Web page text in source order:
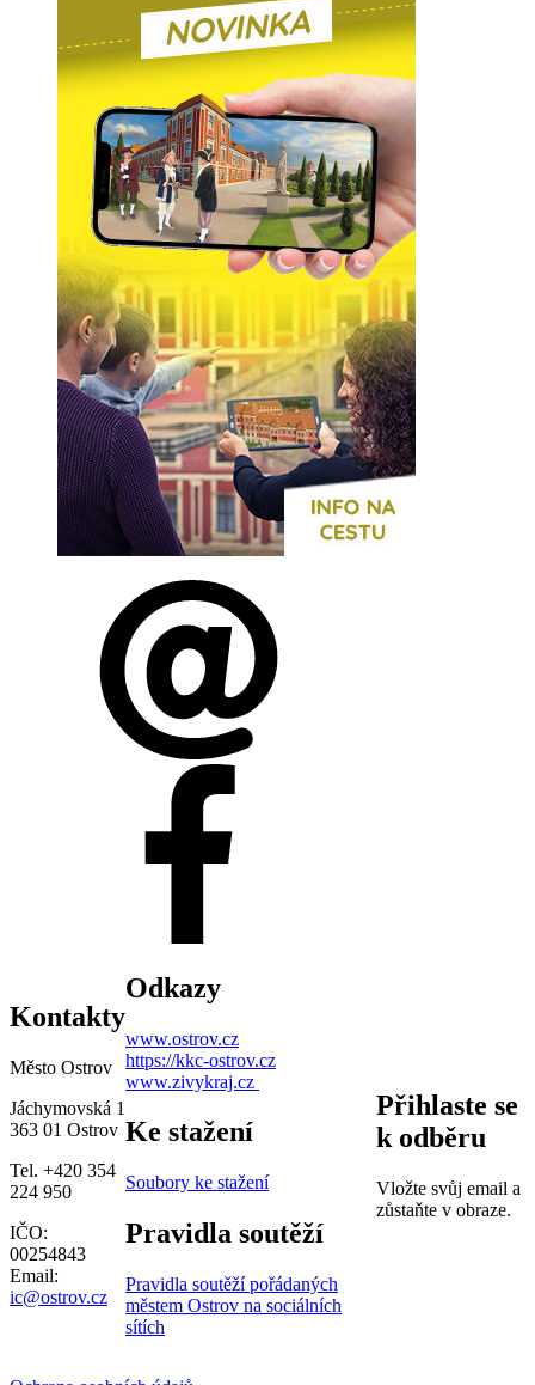
Kontakty
Město Ostrov
Jáchymovská 1
363 01 Ostrov
Tel. +420 354
224 950
IČO:
00254843
Email:
ic@ostrov.cz
Odkazy
www.ostrov.cz
https://kkc-ostrov.cz
www.zivykraj.cz
Ke stažení
Soubory ke stažení
Pravidla soutěží
Pravidla soutěží pořádaných
městem Ostrov na sociálních
sítích
Přihlaste se
k odběru
Vložte svůj email a
zůstaňte v obraze.